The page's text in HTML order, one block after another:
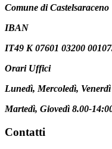
Comune di Castelsaraceno
IBAN
IT49 K 07601 03200
Orari Uffici
Lunedì, Mercoledì,
Martedì, Giovedì 8.00-
Contatti